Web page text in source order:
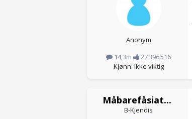
Anonym
14,3m
27 396 516
Kjønn: Ikke viktig
Måbarefåsiat...
B-Kjendis